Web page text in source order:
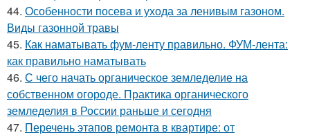
44. Особенности посева и ухода за ленивым газоном.
Виды газонной травы
45. Как наматывать фум-ленту правильно. ФУМ-лента:
как правильно наматывать
46. С чего начать органическое земледелие на
собственном огороде. Практика органического
земледелия в России раньше и сегодня
47. Перечень этапов ремонта в квартире: от